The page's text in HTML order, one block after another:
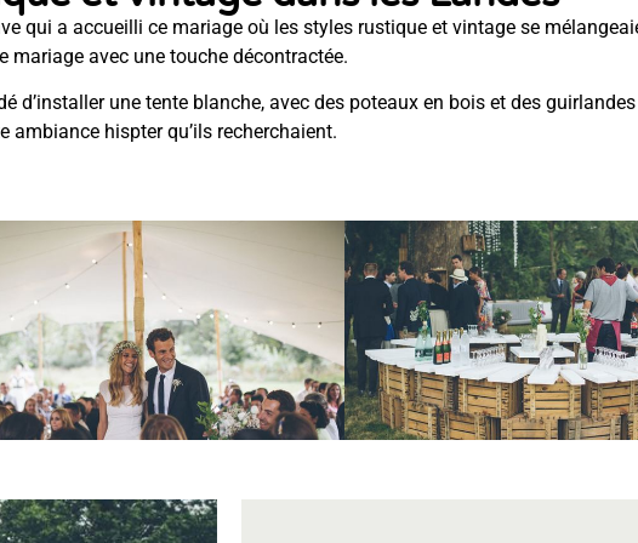
qui a accueilli ce mariage où les styles rustique et vintage se
mariage avec une touche décontractée.
d’installer une tente blanche, avec des poteaux en bois et des
ambiance hispter qu’ils recherchaient.